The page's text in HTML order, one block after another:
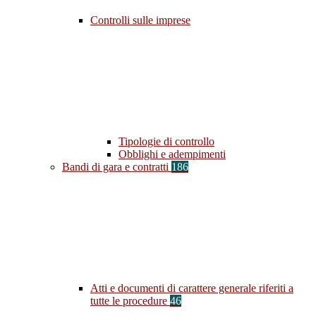
Controlli sulle imprese
Tipologie di controllo
Obblighi e adempimenti
Bandi di gara e contratti 186
Atti e documenti di carattere generale riferiti a
tutte le procedure 46